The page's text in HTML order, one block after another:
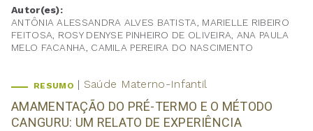
Autor(es):
ANTÔNIA ALESSANDRA ALVES BATISTA, MARIELLE RIBEIRO
FEITOSA, ROSY DENYSE PINHEIRO DE OLIVEIRA, ANA PAULA
MELO FACANHA, CAMILA PEREIRA DO NASCIMENTO
RESUMO Saúde Materno-Infantil
AMAMENTAÇÃO DO PRÉ-TERMO E O MÉTODO
CANGURU: UM RELATO DE EXPERIÊNCIA